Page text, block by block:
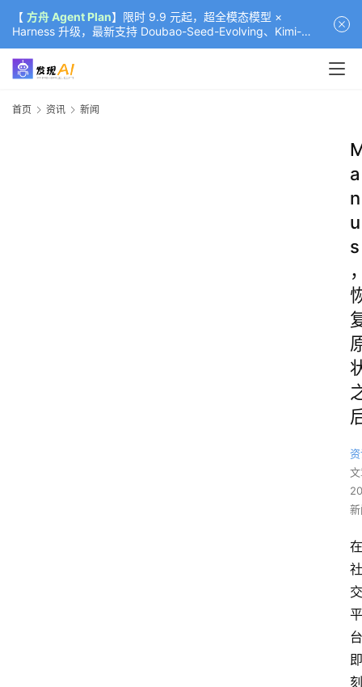
【 方舟 Agent Plan】限时 9.9 元起，超全模态模型 ×
Harness 升级，最新支持 Doubao-Seed-Evolving、Kimi-
K3（部分）、GLM-5.2
首页 资讯 新闻
a
n
u
s
在
社
交
平
台
即
刻